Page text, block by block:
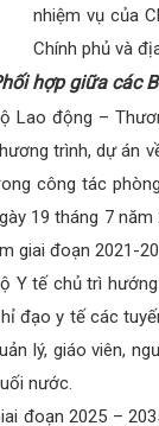
nhiệm vụ của
Chính phủ và
hợp giữa các
Lao động –
trình, dự án
công tác
19 tháng 7
giai đoạn 2021-
Y tế chủ trì
đạo y tế các
lý, giáo viên,
nước.
đoạn 2025 –